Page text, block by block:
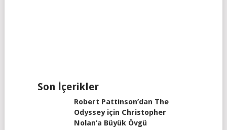
Son İçerikler
Robert Pattinson’dan The
Odyssey için Christopher
Nolan’a Büyük Övgü